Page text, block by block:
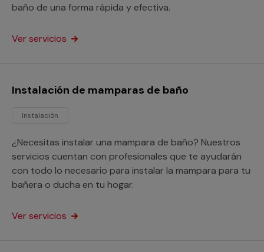
baño de una forma rápida y efectiva.
Ver servicios
Instalación de mamparas de baño
Instalación
¿Necesitas instalar una mampara de baño? Nuestros
servicios cuentan con profesionales que te ayudarán
con todo lo necesario para instalar la mampara para tu
bañera o ducha en tu hogar.
Ver servicios